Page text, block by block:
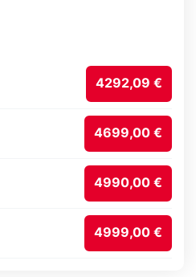
4292,09 €
4699,00 €
4990,00 €
4999,00 €